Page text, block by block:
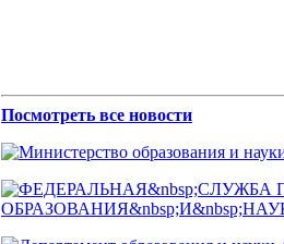
Посмотреть все новости